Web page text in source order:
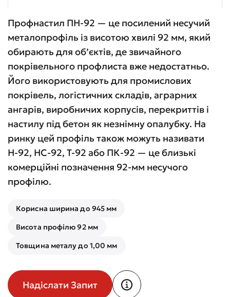
Профнастил ПН-92 — це посилений несучий
металопрофіль із висотою хвилі 92 мм, який
обирають для об’єктів, де звичайного
покрівельного профлиста вже недостатньо.
Його використовують для промислових
покрівель, логістичних складів, аграрних
ангарів, виробничих корпусів, перекриттів і
настилу під бетон як незнімну опалубку. На
ринку цей профіль також можуть називати
Н-92, НС-92, Т-92 або ПК-92 — це близькі
комерційні позначення 92-мм несучого
профілю.
Корисна ширина до 945 мм
Висота профілю 92 мм
Товщина металу до 1,00 мм
Надіслати Запит